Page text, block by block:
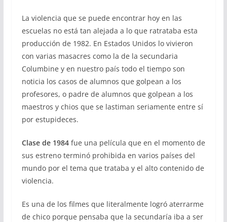
La violencia que se puede encontrar hoy en las
escuelas no está tan alejada a lo que ratrataba esta
producción de 1982. En Estados Unidos lo vivieron
con varias masacres como la de la secundaria
Columbine y en nuestro país todo el tiempo son
noticia los casos de alumnos que golpean a los
profesores, o padre de alumnos que golpean a los
maestros y chios que se lastiman seriamente entre sí
por estupideces.
Clase de 1984fue una película que en el momento de
sus estreno terminó prohibida en varios países del
mundo por el tema que trataba y el alto contenido de
violencia.
Es una de los filmes que literalmente logró aterrarme
de chico porque pensaba que la secundaría iba a ser